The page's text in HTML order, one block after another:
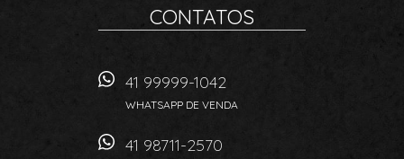
CONTATOS
41 99999-1042
WHATSAPP DE VENDA
41 98711-2570